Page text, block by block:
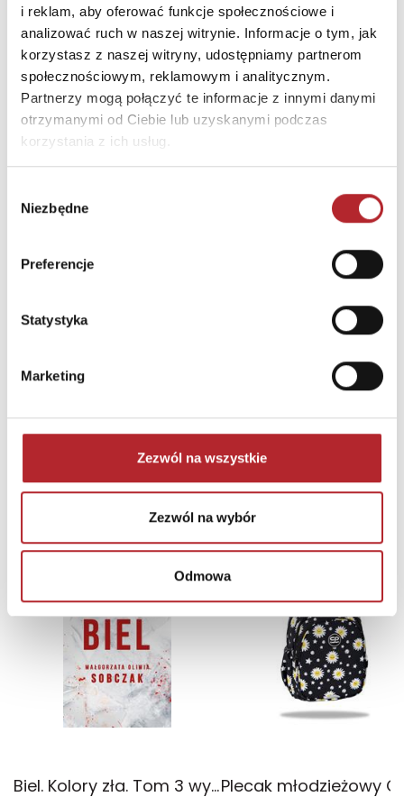
i reklam, aby oferować funkcje społecznościowe i
analizować ruch w naszej witrynie. Informacje o tym, jak
korzystasz z naszej witryny, udostępniamy partnerom
społecznościowym, reklamowym i analitycznym.
Partnerzy mogą połączyć te informacje z innymi danymi
otrzymanymi od Ciebie lub uzyskanymi podczas
korzystania z ich usług.
zgody
Niezbędne
Preferencje
Statystyka
Marketing
Zezwól na wszystkie
Zezwól na wybór
Odmowa
informacji na opakowaniu.
INNI KLIENCI KUPOWALI
Bright Junior Media
Zaloguj się, aby kupić
NAJCZĘŚCIEJ KUPOWANE
TOP 100
Biel. Kolory zła. Tom 3 wyd. 2025
TOP 100